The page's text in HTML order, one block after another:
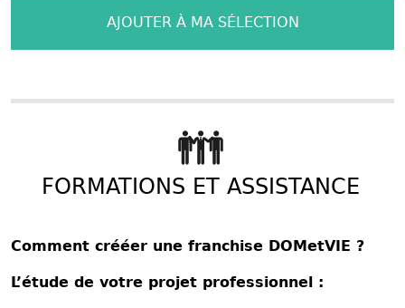
AJOUTER À MA SÉLECTION
FORMATIONS ET ASSISTANCE
Comment crééer une franchise DOMetVIE ?
L’étude de votre projet professionnel :